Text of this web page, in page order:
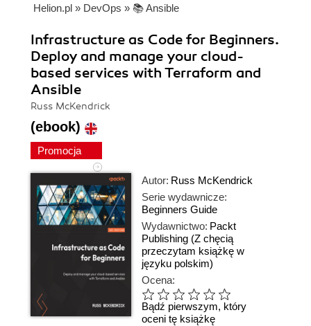
Helion.pl » DevOps » 📚 Ansible
Infrastructure as Code for Beginners.
Deploy and manage your cloud-
based services with Terraform and
Ansible
Russ McKendrick
(ebook)
Promocja
Autor: Russ McKendrick
Serie wydawnicze:
Beginners Guide
Wydawnictwo: Packt
Publishing (Z chęcią
przeczytam książkę w
języku polskim)
Ocena:
Bądź pierwszym, który
oceni tę książkę